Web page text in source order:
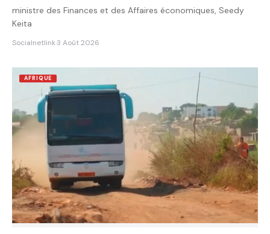
ministre des Finances et des Affaires économiques, Seedy
Keita
Socialnetlink·3 Août 2026
AFRIQUE